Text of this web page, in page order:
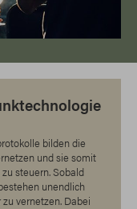
bilden die
und sie somit
steuern. Sobald
unendlich
vernetzen. Dabei